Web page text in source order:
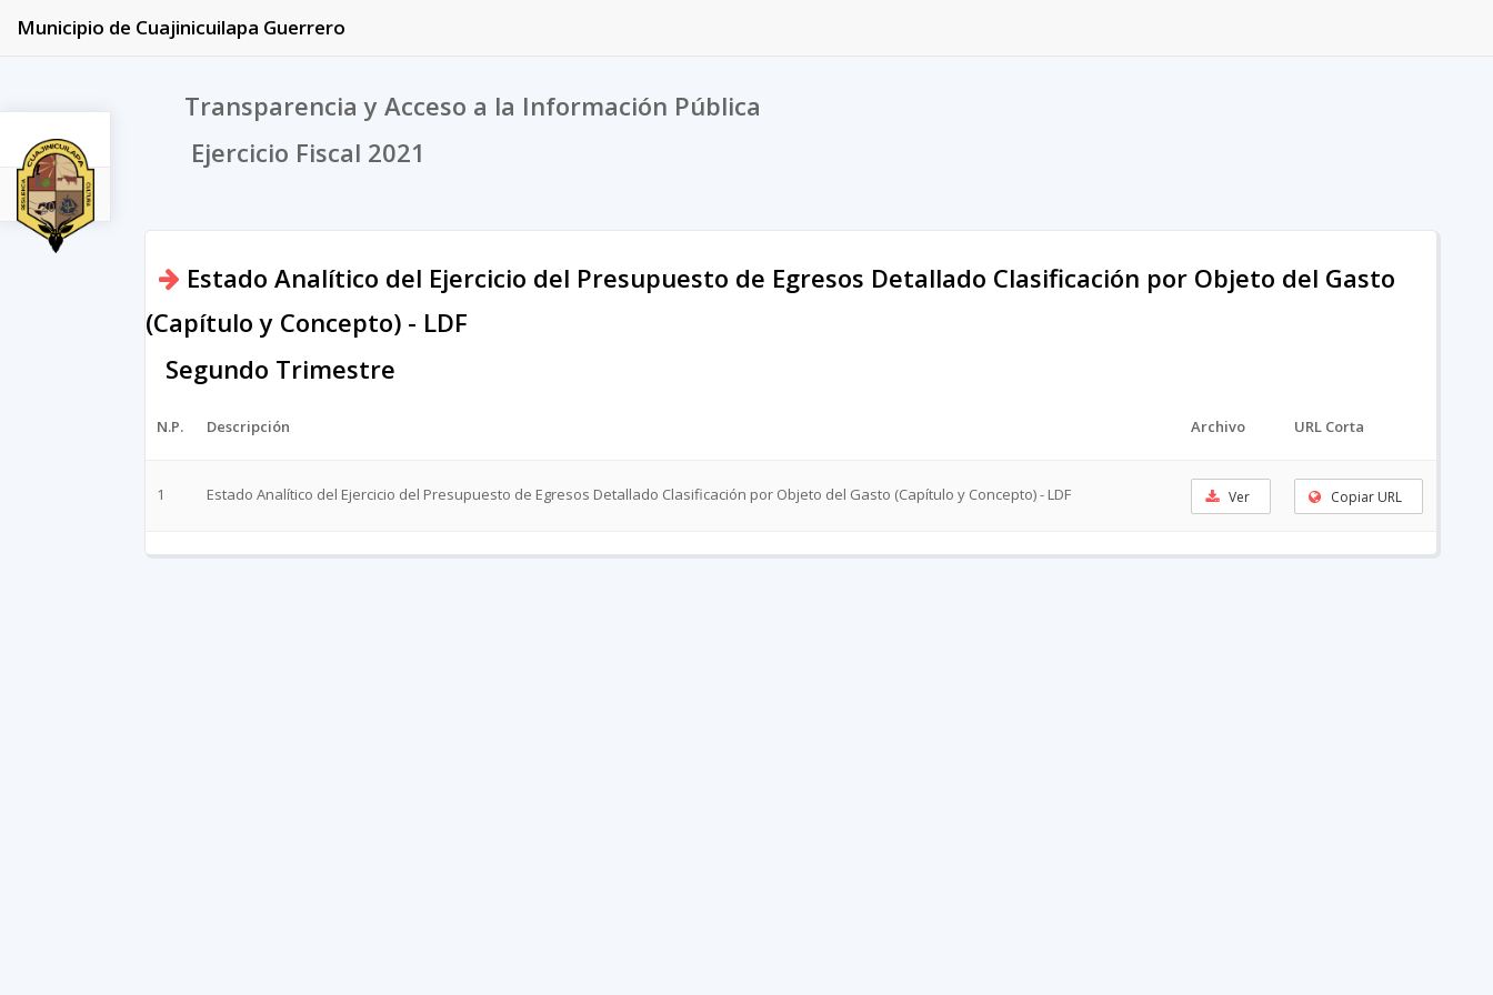
2021
Municipio de Cuajinicuilapa Guerrero
Transparencia y Acceso a la Información Pública
Ejercicio Fiscal 2021
Estado Analítico del Ejercicio del Presupuesto de Egresos Detallado Clasificación por Objeto del Gasto
(Capítulo y Concepto) - LDF
Segundo Trimestre
N.P. Descripción Archivo URL Corta
1 Estado Analítico del Ejercicio del Presupuesto de Egresos Detallado Clasificación por Objeto del Gasto (Capítulo y Concepto) - LDF Ver Copiar URL